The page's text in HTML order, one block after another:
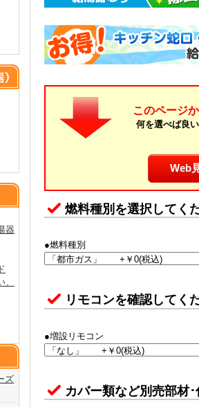
このページ
何を選べば良
Web
燃料種別を選択してく
●燃料種別
リモコンを確認してく
●増設リモコン
カバー類など別売部材･
器
ズ